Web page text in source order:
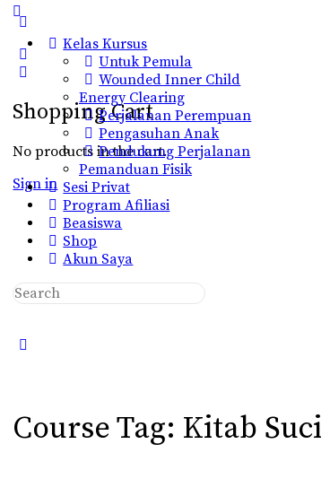
options
Shopping Cart
No products in the cart.
Sign in
Kelas Kursus
Untuk Pemula
Wounded Inner Child
Energy Clearing
Perjalanan Perempuan
Pengasuhan Anak
Pendukung Perjalanan
Pemanduan Fisik
Sesi Privat
Program Afiliasi
Beasiswa
Shop
Akun Saya
Search
for:
Course Tag: Kitab Suci